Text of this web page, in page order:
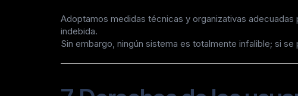
Adoptamos medidas técnicas y organizativas
indebida.
Sin embargo, ningún sistema es totalmente infalible; si